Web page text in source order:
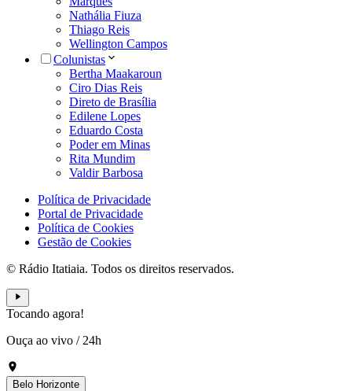
Nathália Fiuza
Thiago Reis
Wellington Campos
Colunistas
Bertha Maakaroun
Ciro Dias Reis
Direto de Brasília
Edilene Lopes
Eduardo Costa
Poder em Minas
Rita Mundim
Valdir Barbosa
Política de Privacidade
Portal de Privacidade
Política de Cookies
Gestão de Cookies
© Rádio Itatiaia. Todos os direitos reservados.
Tocando agora!
Ouça ao vivo / 24h
Belo Horizonte